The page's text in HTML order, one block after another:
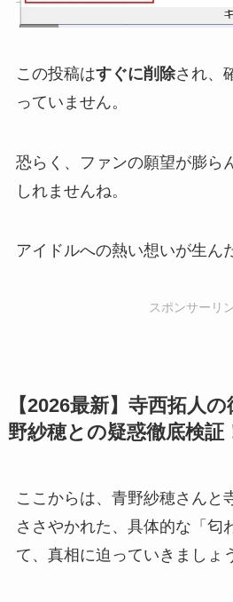
この投稿はすぐに削除され、
っていません。
恐らく、ファンの願望が膨ら
しれませんね。
アイドルへの熱い想いが生ん
スポンサーリ
【2026最新】寺西拓人
野紗穂との疑惑徹底検証
ここからは、青野紗穂さんと
ささやかれた、具体的な「匂
て、真相に迫っていきましょ